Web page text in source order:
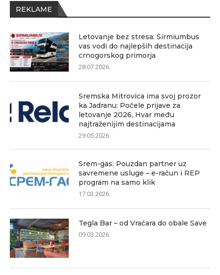
REKLAME
Letovanje bez stresa: Sirmiumbus
vas vodi do najlepših destinacija
crnogorskog primorja
28.07.2026.
Sremska Mitrovica ima svoj prozor
ka Jadranu: Počele prijave za
letovanje 2026, Hvar među
najtraženijim destinacijama
29.05.2026.
Srem-gas: Pouzdan partner uz
savremene usluge – e-račun i REP
program na samo klik
17.03.2026.
Tegla Bar – od Vračara do obale Save
09.03.2026.